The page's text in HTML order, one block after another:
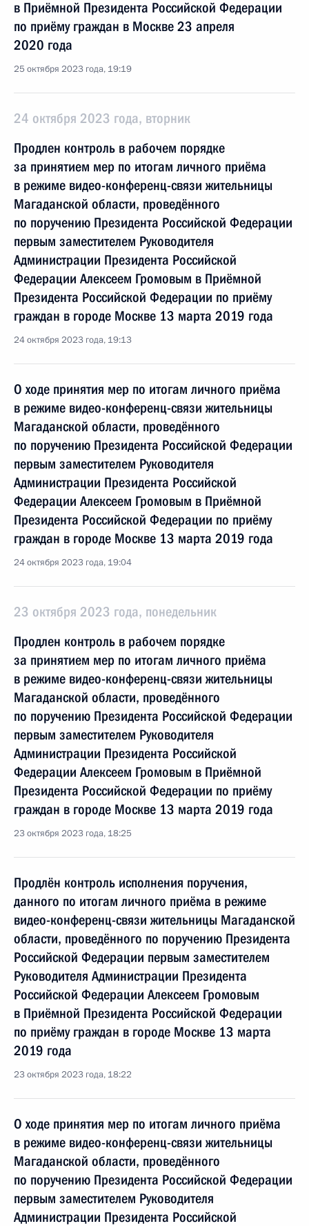
в Приёмной Президента Российской Федерации
по приёму граждан в Москве 23 апреля
2020 года
25 октября 2023 года, 19:19
24 октября 2023 года, вторник
Продлен контроль в рабочем порядке
за принятием мер по итогам личного приёма
в режиме видео-конференц-связи жительницы
Магаданской области, проведённого
по поручению Президента Российской Федерации
первым заместителем Руководителя
Администрации Президента Российской
Федерации Алексеем Громовым в Приёмной
Президента Российской Федерации по приёму
граждан в городе Москве 13 марта 2019 года
24 октября 2023 года, 19:13
О ходе принятия мер по итогам личного приёма
в режиме видео-конференц-связи жительницы
Магаданской области, проведённого
по поручению Президента Российской Федерации
первым заместителем Руководителя
Администрации Президента Российской
Федерации Алексеем Громовым в Приёмной
Президента Российской Федерации по приёму
граждан в городе Москве 13 марта 2019 года
24 октября 2023 года, 19:04
23 октября 2023 года, понедельник
Продлен контроль в рабочем порядке
за принятием мер по итогам личного приёма
в режиме видео-конференц-связи жительницы
Магаданской области, проведённого
по поручению Президента Российской Федерации
первым заместителем Руководителя
Администрации Президента Российской
Федерации Алексеем Громовым в Приёмной
Президента Российской Федерации по приёму
граждан в городе Москве 13 марта 2019 года
23 октября 2023 года, 18:25
Продлён контроль исполнения поручения,
данного по итогам личного приёма в режиме
видео-конференц-связи жительницы Магаданской
области, проведённого по поручению Президента
Российской Федерации первым заместителем
Руководителя Администрации Президента
Российской Федерации Алексеем Громовым
в Приёмной Президента Российской Федерации
по приёму граждан в городе Москве 13 марта
2019 года
23 октября 2023 года, 18:22
О ходе принятия мер по итогам личного приёма
в режиме видео-конференц-связи жительницы
Магаданской области, проведённого
по поручению Президента Российской Федерации
первым заместителем Руководителя
Администрации Президента Российской